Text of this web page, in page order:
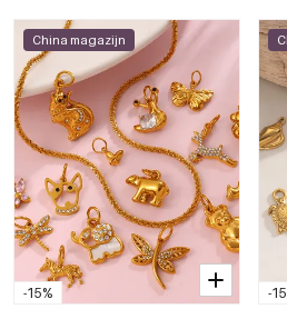
-15%
China magazijn
-